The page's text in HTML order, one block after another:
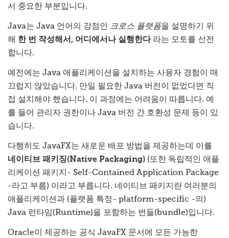
서 중요한 부분입니다.
Java는 Java 언어의 강점인 크로스 플랫폼을 설명하기 위
해 한 번 작성해서, 어디에서나 실행한다라는 모토를 선전
합니다.
예전에는 Java 애플리케이션을 설치하는 사용자 경험이 매
끄럽지 않았습니다. 만일 필요한 Java 버전이 없었다면 직
접 설치해야 했습니다. 이 과정에는 어려움이 따릅니다. 예
를 들어 관리자 권한이나 Java 버전 간 호환성 문제 등이 있
습니다.
다행히도 JavaFX는 새로운 배포 방법을 제공하는데 이를
네이티브 패키징(Native Packaging) (또한 독립적인 애플
리케이션 패키지- Self-Contained Application Package
-라고 부름) 이라고 부릅니다. 네이티브 패키지란 여러분의
애플리케이션과 (플랫폼 특정- platform-specific -의)
Java 런타임(Runtime)을 포함하는 번들(bundle)입니다.
Oracle이 제공하는 공식 JavaFX 문서에 모든 가능한